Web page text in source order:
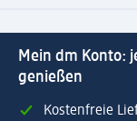
Mein dm Konto:
genießen
Kostenfreie